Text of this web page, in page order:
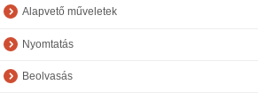
Alapvető műveletek
Nyomtatás
Beolvasás